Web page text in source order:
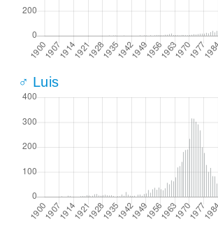
♂ Luis